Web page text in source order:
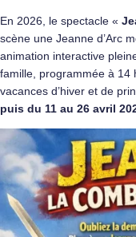
En 2026, le spectacle «
scène une Jeanne d’Arc
animation interactive
famille, programmée à 14
vacances d’hiver et de
puis du 11 au 26 avril